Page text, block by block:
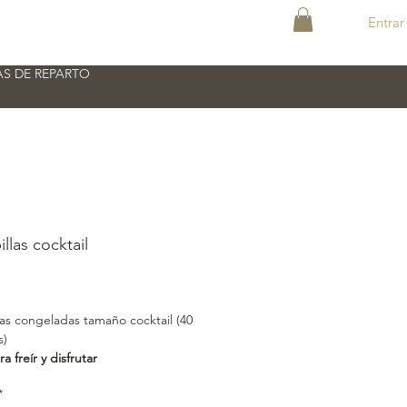
Entrar
DE REPARTO
cocktail
congeladas tamaño cocktail (40
freír y disfrutar